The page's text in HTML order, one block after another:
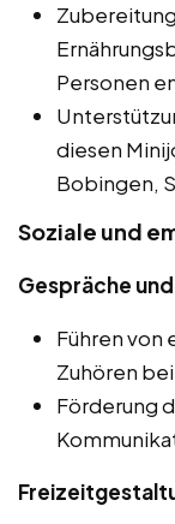
Personen
diesen
Bobingen,
Soziale und
Gespräche
Führen von
Zuhören
Förderung